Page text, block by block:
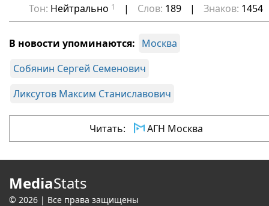
Тон: Нейтрально 1 | Слов: 189 | Знаков: 1454
В новости упоминаются: Москва
Собянин Сергей Семенович
Ликсутов Максим Станиславович
Читать: АГН Москва
MediaStats
© 2026 | Все права защищены